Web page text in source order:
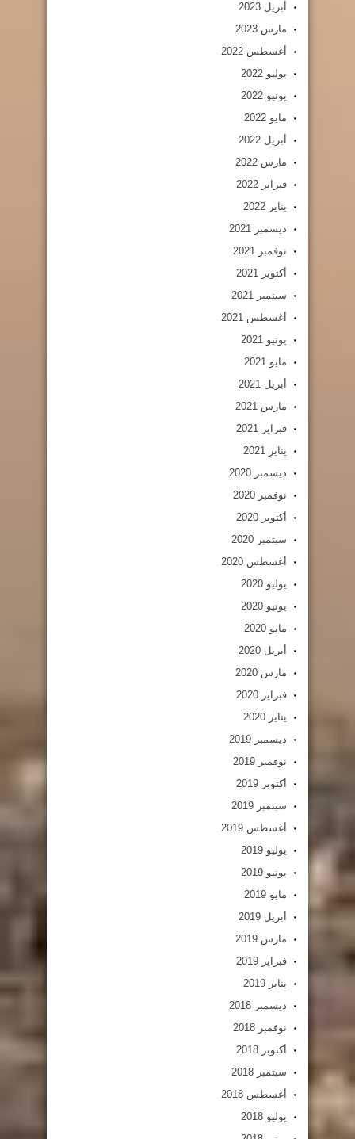
أبريل 2023
مارس 2023
أغسطس 2022
يوليو 2022
يونيو 2022
مايو 2022
أبريل 2022
مارس 2022
فبراير 2022
يناير 2022
ديسمبر 2021
نوفمبر 2021
أكتوبر 2021
سبتمبر 2021
أغسطس 2021
يونيو 2021
مايو 2021
أبريل 2021
مارس 2021
فبراير 2021
يناير 2021
ديسمبر 2020
نوفمبر 2020
أكتوبر 2020
سبتمبر 2020
أغسطس 2020
يوليو 2020
يونيو 2020
مايو 2020
أبريل 2020
مارس 2020
فبراير 2020
يناير 2020
ديسمبر 2019
نوفمبر 2019
أكتوبر 2019
سبتمبر 2019
أغسطس 2019
يوليو 2019
يونيو 2019
مايو 2019
أبريل 2019
مارس 2019
فبراير 2019
يناير 2019
ديسمبر 2018
نوفمبر 2018
أكتوبر 2018
سبتمبر 2018
أغسطس 2018
يوليو 2018